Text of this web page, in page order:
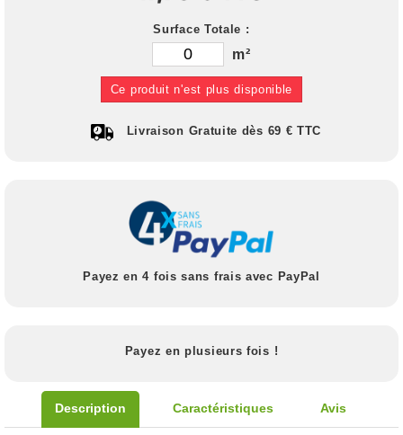
Surface Totale :
m²
Ce produit n'est plus disponible
Livraison Gratuite dès 69 € TTC
Payez en 4 fois sans frais avec PayPal
Payez en plusieurs fois !
Description Caractéristiques Avis